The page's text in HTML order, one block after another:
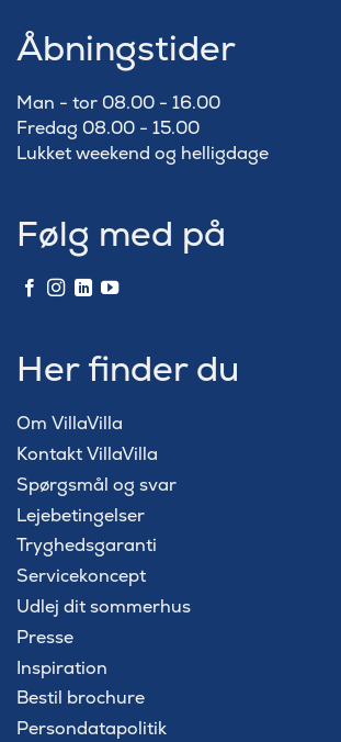
Åbningstider
Man - tor 08.00 - 16.00
Fredag 08.00 - 15.00
Lukket weekend og helligdage
Følg med på
Her finder du
Om VillaVilla
Kontakt VillaVilla
Spørgsmål og svar
Lejebetingelser
Tryghedsgaranti
Servicekoncept
Udlej dit sommerhus
Presse
Inspiration
Bestil brochure
Persondatapolitik